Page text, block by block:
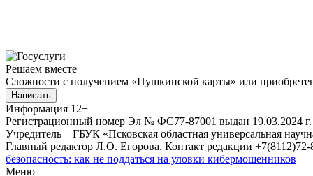
Решаем вместе
Сложности с получением «Пушкинской карты» или
Написать
Информация 12+
Регистрационный номер Эл № ФС77-87001 выдан 19.03.2024
Учредитель – ГБУК «Псковская областная универсальная
Главный редактор Л.О. Егорова. Контакт редакции
безопасность: как не поддаться на уловки кибермошенников
Меню